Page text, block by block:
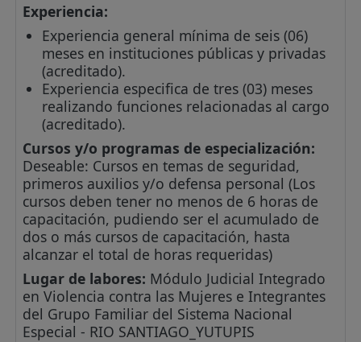
Experiencia:
Experiencia general mínima de seis (06)
meses en instituciones públicas y privadas
(acreditado).
Experiencia especifica de tres (03) meses
realizando funciones relacionadas al cargo
(acreditado).
Cursos y/o programas de especialización:
Deseable: Cursos en temas de seguridad,
primeros auxilios y/o defensa personal (Los
cursos deben tener no menos de 6 horas de
capacitación, pudiendo ser el acumulado de
dos o más cursos de capacitación, hasta
alcanzar el total de horas requeridas)
Lugar de labores: Módulo Judicial Integrado
en Violencia contra las Mujeres e Integrantes
del Grupo Familiar del Sistema Nacional
Especial - RIO SANTIAGO_YUTUPIS